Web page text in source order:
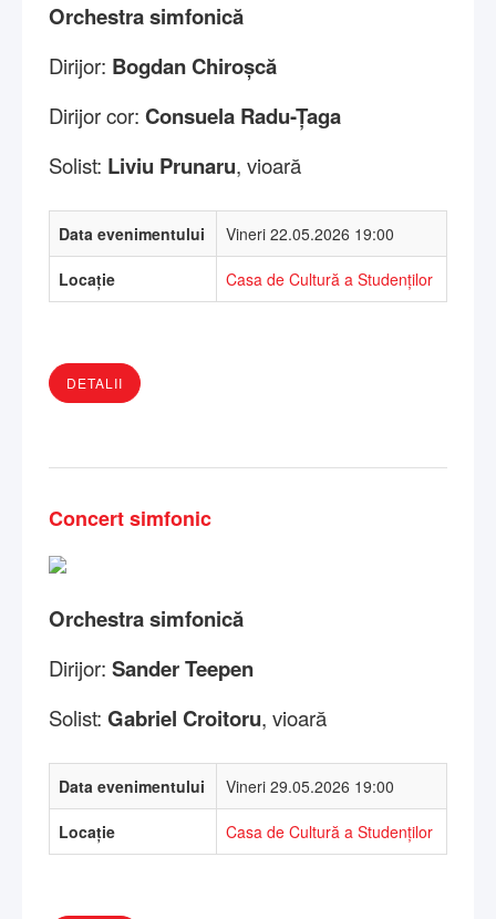
Orchestra simfonică
Dirijor: Bogdan Chiroșcă
Dirijor cor: Consuela Radu-Țaga
Solist: Liviu Prunaru, vioară
Data evenimentului Vineri 22.05.2026 19:00
Locație Casa de Cultură a Studenților
DETALII
Concert simfonic
Orchestra simfonică
Dirijor: Sander Teepen
Solist: Gabriel Croitoru, vioară
Data evenimentului Vineri 29.05.2026 19:00
Locație Casa de Cultură a Studenților